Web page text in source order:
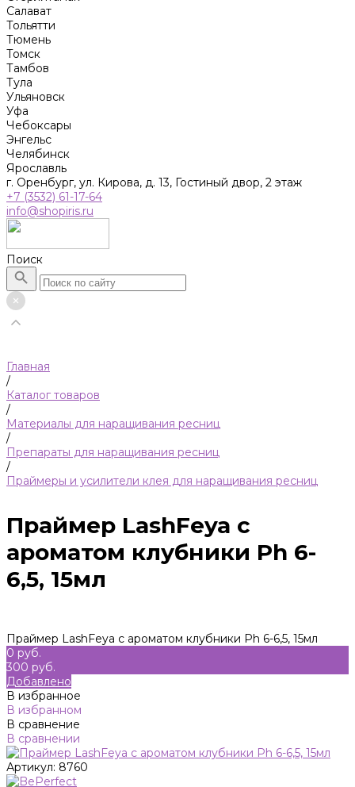
Салават
Тольятти
Тюмень
Томск
Тамбов
Тула
Ульяновск
Уфа
Чебоксары
Энгельс
Челябинск
Ярославль
г. Оренбург, ул. Кирова, д. 13, Гостиный двор, 2 этаж
+7 (3532) 61-17-64
info@shopiris.ru
Поиск
Главная
/
Каталог товаров
/
Материалы для наращивания ресниц
/
Препараты для наращивания ресниц
/
Праймеры и усилители клея для наращивания ресниц
Праймер LashFeya с
ароматом клубники Ph 6-
6,5, 15мл
Праймер LashFeya с ароматом клубники Ph 6-6,5, 15мл
0 руб.
300 руб.
Добавлено
В избранное
В избранном
В сравнение
В сравнении
Артикул: 8760